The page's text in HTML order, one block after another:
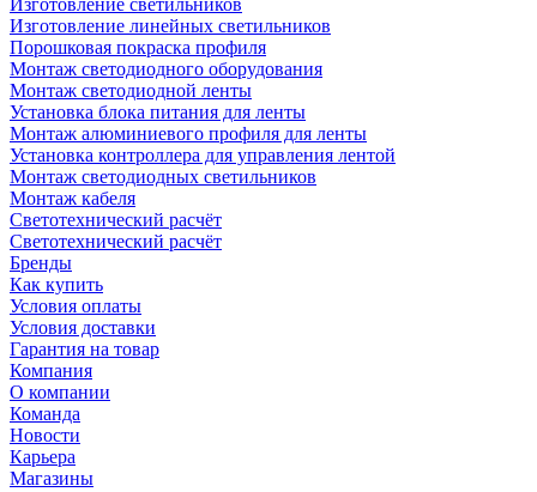
Изготовление светильников
Изготовление линейных светильников
Порошковая покраска профиля
Монтаж светодиодного оборудования
Монтаж светодиодной ленты
Установка блока питания для ленты
Монтаж алюминиевого профиля для ленты
Установка контроллера для управления лентой
Монтаж светодиодных светильников
Монтаж кабеля
Светотехнический расчёт
Светотехнический расчёт
Бренды
Как купить
Условия оплаты
Условия доставки
Гарантия на товар
Компания
О компании
Команда
Новости
Карьера
Магазины